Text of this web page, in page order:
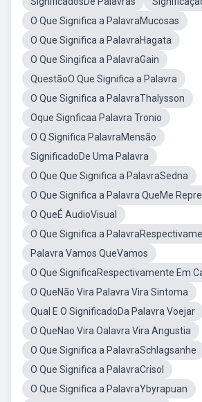
O Que Significa a PalavraMucosas
O Que Significa a PalavraHagata
O Que Singifica a PalavraGain
QuestãoO Que Significa a Palavra
O Que Significa a PalavraThalysson
Oque Signficaa Palavra Tronio
O Q Significa PalavraMensão
SignificadoDe Uma Palavra
O Que Que Significa a PalavraSedna
O Que Significa a Palavra QueMe
O QueÉ AudioVisual
O Que Significa a
Palavra Vamos QueVamos
O Que SignificaRespectivamente Em
O QueNão Vira Palavra Vira Sintoma
Qual E O SignificadoDa Palavra Voejar
O QueNao Vira Oalavra Vira Angustia
O Que Significa a PalavraSchlagsanhe
O Que Significa a PalavraCrisol
O Que Significa a PalavraYbyrapuan